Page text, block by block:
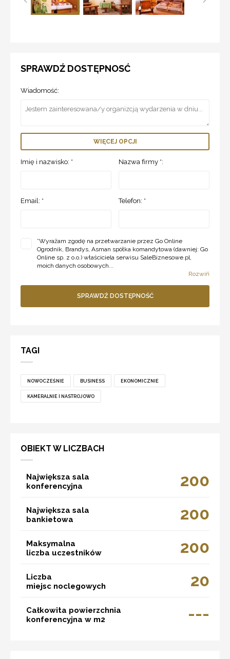
SPRAWDŹ DOSTĘPNOSĆ
Wiadomość:
WIĘCEJ OPCJI
Imię i nazwisko: * Nazwa firmy *:
Email: * Telefon: *
*Wyrażam zgodę na przetwarzanie przez Go Online
Ogrodnik, Brandys, Asman spółka komandytowa (dawniej: Go
Online sp. z o.o.) właściciela serwisu SaleBiznesowe.pl,
moich danych osobowych...
Rozwiń
SPRAWDŹ DOSTĘPNOŚĆ
TAGI
NOWOCZEŚNIE BUSINESS EKONOMICZNIE
KAMERALNIE I NASTROJOWO
OBIEKT W LICZBACH
Największa sala
konferencyjna
200
Największa sala
bankietowa
200
Maksymalna
liczba uczestników
200
Liczba
miejsc noclegowych
20
Całkowita powierzchnia
konferencyjna w m2
---